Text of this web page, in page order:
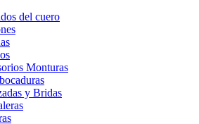
del cuero
Monturas
y Bridas